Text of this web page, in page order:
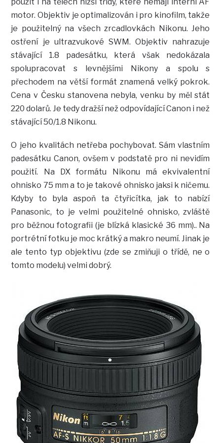
použít i na tělech nižší třídy, které nemají interní AF
motor. Objektiv je optimalizován i pro kinofilm, takže
je použitelný na všech zrcadlovkách Nikonu. Jeho
ostření je ultrazvukové SWM. Objektiv nahrazuje
stávající 1.8 padesátku, která však nedokázala
spolupracovat s levnějšími Nikony a spolu s
přechodem na větší formát znamená velký pokrok.
Cena v Česku stanovena nebyla, venku by měl stát
220 dolarů. Je tedy dražší než odpovídající Canon i než
stávající 50/1.8 Nikonu.
O jeho kvalitách netřeba pochybovat. Sám vlastním
padesátku Canon, ovšem v podstatě pro ni nevidím
použití. Na DX formátu Nikonu má ekvivalentní
ohnisko 75 mm a to je takové ohnisko jaksi k ničemu.
Kdyby to byla aspoň ta čtyřicítka, jak to nabízí
Panasonic, to je velmi použitelné ohnisko, zvláště
pro běžnou fotografii (je blízká klasické 36 mm).. Na
portrétní fotku je moc krátký a makro neumí. Jinak je
ale tento typ objektivu (zde se zmiňuji o třídě, ne o
tomto modelu) velmi dobrý.